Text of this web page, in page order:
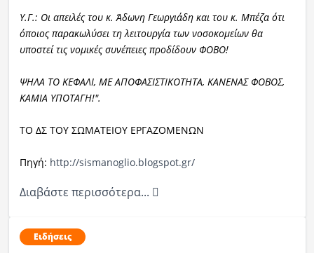
Υ.Γ.: Οι απειλές του κ. Άδωνη Γεωργιάδη και του κ. Μπέζα ότι
όποιος παρακωλύσει τη λειτουργία των νοσοκομείων θα
υποστεί τις νομικές συνέπειες προδίδουν ΦΟΒΟ!
ΨΗΛΑ ΤΟ ΚΕΦΑΛΙ, ΜΕ ΑΠΟΦΑΣΙΣΤΙΚΟΤΗΤΑ, ΚΑΝΕΝΑΣ ΦΟΒΟΣ,
ΚΑΜΙΑ ΥΠΟΤΑΓΗ!".
ΤΟ ΔΣ ΤΟΥ ΣΩΜΑΤΕΙΟΥ ΕΡΓΑΖΟΜΕΝΩΝ
Πηγή: http://sismanoglio.blogspot.gr/
Διαβάστε περισσότερα...
Ειδήσεις